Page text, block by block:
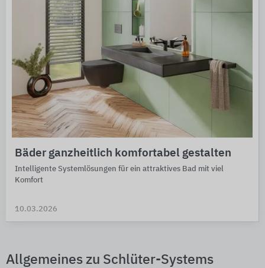
Bäder ganzheitlich komfortabel gestalten
Intelligente Systemlösungen für ein attraktives Bad mit viel
Komfort
10.03.2026
Allgemeines zu Schlüter-Systems